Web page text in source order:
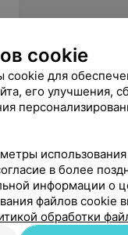
cookie
cookie для
его улучшения,
в более
информации о
файлов cookie
обработки